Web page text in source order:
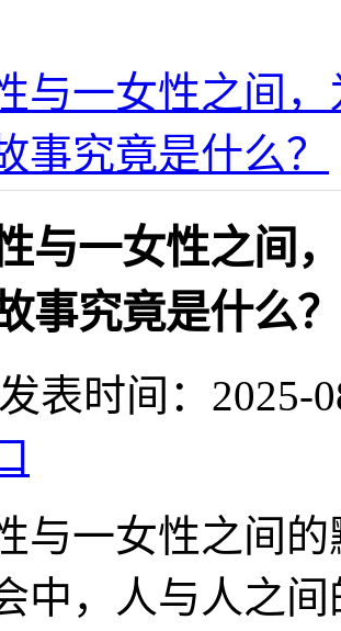
与一女性之间
事究竟是什么？
与一女性之间
事究竟是什么？
发表时间：2025-
与一女性之间
中，人与人之